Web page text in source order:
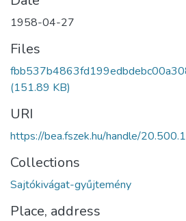
1958-04-27
Files
(151.89 KB)
URI
https://bea.fszek.hu/handle/
Collections
Sajtókivágat-gyűjtemény
Place, address